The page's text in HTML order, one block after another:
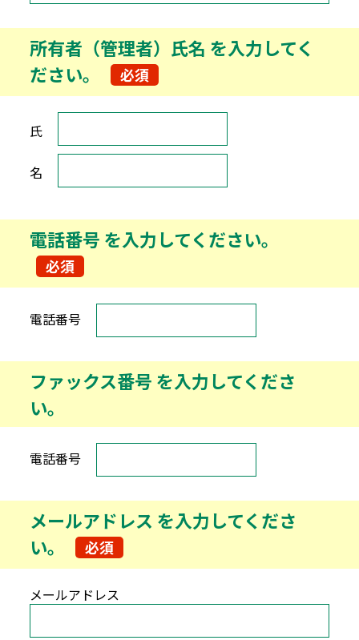
所有者（管理者）氏名 を入力してく
ださい。
必須
氏
名
電話番号 を入力してください。
必須
電話番号
ファックス番号 を入力してくださ
い。
電話番号
メールアドレス を入力してくださ
い。
必須
メールアドレス